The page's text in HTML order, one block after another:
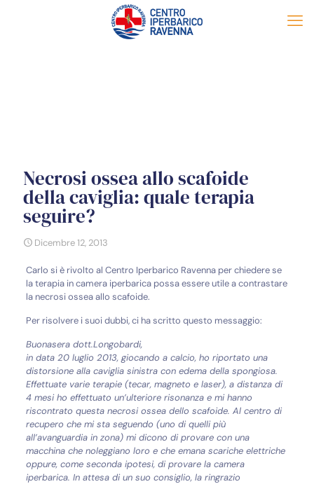
Necrosi ossea allo scafoide
della caviglia: quale terapia
seguire?
Dicembre 12, 2013
Carlo si è rivolto al Centro Iperbarico Ravenna per chiedere se
la terapia in camera iperbarica possa essere utile a contrastare
la necrosi ossea allo scafoide.
Per risolvere i suoi dubbi, ci ha scritto questo messaggio:
Buonasera dott.Longobardi,
in data 20 luglio 2013, giocando a calcio, ho riportato una
distorsione alla caviglia sinistra con edema della spongiosa.
Effettuate varie terapie (tecar, magneto e laser), a distanza di
4 mesi ho effettuato un’ulteriore risonanza e mi hanno
riscontrato questa necrosi ossea dello scafoide. Al centro di
recupero che mi sta seguendo (uno di quelli più
all’avanguardia in zona) mi dicono di provare con una
macchina che noleggiano loro e che emana scariche elettriche
oppure, come seconda ipotesi, di provare la camera
iperbarica. In attesa di un suo consiglio, la ringrazio